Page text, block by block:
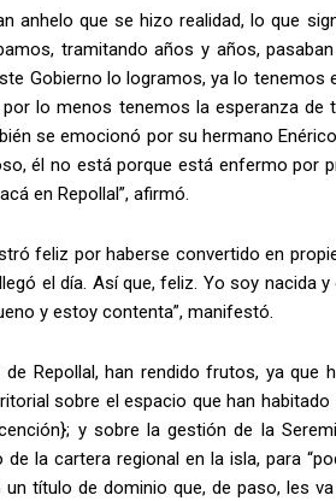
anhelo que se hizo realidad, lo que
tramitando años y años,
Gobierno lo logramos, ya lo tenemos
lo menos tenemos la esperanza de
se emocionó por su hermano
él no está porque está enfermo por
en Repollal”, afirmó.
feliz por haberse convertido en
el día. Así que, feliz. Yo soy nacida
y estoy contenta”, manifestó.
Repollal, han rendido frutos, ya que
sobre el espacio que han
y sobre la gestión de la
de la cartera regional en la isla, para
título de dominio que, de paso, les